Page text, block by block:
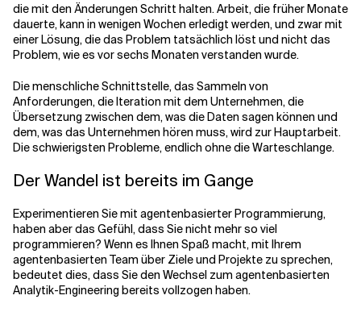
die mit den Änderungen Schritt halten. Arbeit, die früher Monate
dauerte, kann in wenigen Wochen erledigt werden, und zwar mit
einer Lösung, die das Problem tatsächlich löst und nicht das
Problem, wie es vor sechs Monaten verstanden wurde.
Die menschliche Schnittstelle, das Sammeln von
Anforderungen, die Iteration mit dem Unternehmen, die
Übersetzung zwischen dem, was die Daten sagen können und
dem, was das Unternehmen hören muss, wird zur Hauptarbeit.
Die schwierigsten Probleme, endlich ohne die Warteschlange.
Der Wandel ist bereits im Gange
Experimentieren Sie mit agentenbasierter Programmierung,
haben aber das Gefühl, dass Sie nicht mehr so viel
programmieren? Wenn es Ihnen Spaß macht, mit Ihrem
agentenbasierten Team über Ziele und Projekte zu sprechen,
bedeutet dies, dass Sie den Wechsel zum agentenbasierten
Analytik-Engineering bereits vollzogen haben.